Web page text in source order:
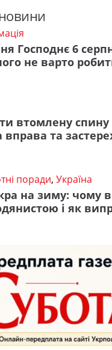
Господнє 6
не варто
втомлену
вправа та
поради, Україна
на зиму: чому
і як